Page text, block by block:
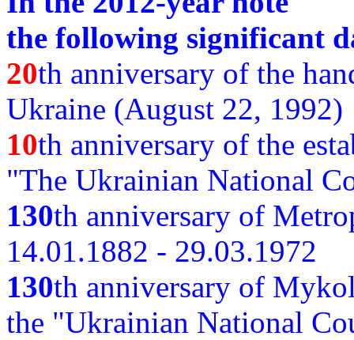
the following significant
20th anniversary of the
Ukraine (August 22, 1992)
10th anniversary of the
"The Ukrainian National
130th anniversary of
14.01.1882 - 29.03.1972
130th anniversary of
the "Ukrainian National